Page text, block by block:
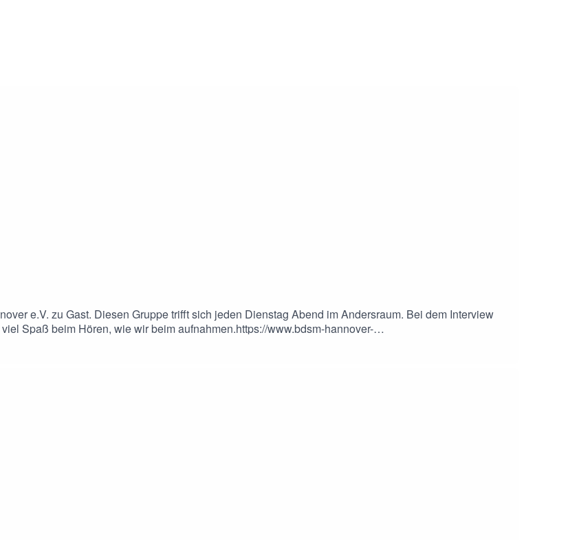
e.V. zu Gast. Diesen Gruppe trifft sich jeden Dienstag Abend im Andersraum. Bei dem Interview
Spaß beim Hören, wie wir beim aufnahmen.https://www.bdsm-hannover-
treffen-des-bdsm-hannover-e-v/https://andersraum.de/angebote/gruppen/einsteiger_innen-runde-